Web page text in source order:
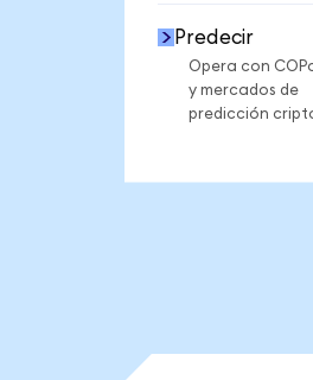
Predecir
Opera con
y mercados de
predicción